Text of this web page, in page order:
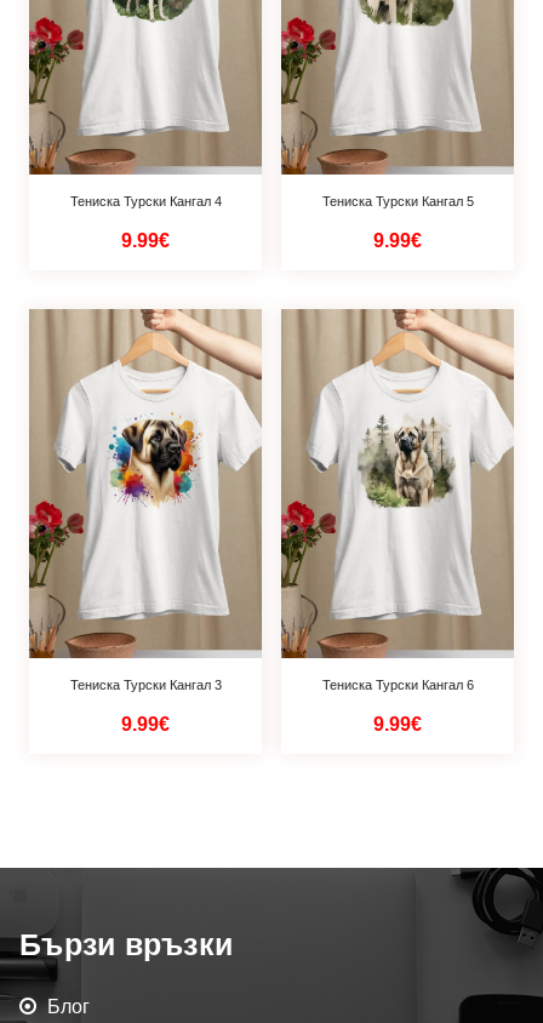
Тениска Турски Кангал 4
9.99€
Тениска Турски Кангал 5
9.99€
Тениска Турски Кангал 3
9.99€
Тениска Турски Кангал 6
9.99€
Бързи връзки
Блог